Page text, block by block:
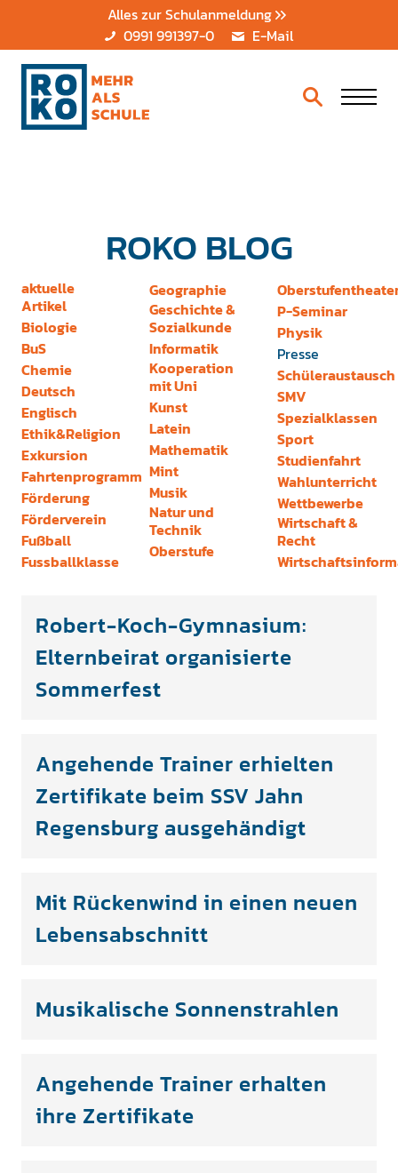
Alles zur Schulanmeldung
0991 991397-0
E-Mail
ROKO BLOG
aktuelle
Artikel
Biologie
BuS
Chemie
Deutsch
Englisch
Ethik&Religion
Exkursion
Fahrtenprogramm
Förderung
Förderverein
Fußball
Fussballklasse
Geographie
Geschichte &
Sozialkunde
Informatik
Kooperation
mit Uni
Kunst
Latein
Mathematik
Mint
Musik
Natur und
Technik
Oberstufe
P-Seminar
Physik
Presse
Schüleraustausch
SMV
Spezialklassen
Sport
Studienfahrt
Wahlunterricht
Wettbewerbe
Wirtschaft &
Recht
Robert-Koch-Gymnasium:
Elternbeirat organisierte
Sommerfest
Angehende Trainer erhielten
Zertifikate beim SSV Jahn
Regensburg ausgehändigt
Mit Rückenwind in einen neuen
Lebensabschnitt
Musikalische Sonnenstrahlen
Angehende Trainer erhalten
ihre Zertifikate